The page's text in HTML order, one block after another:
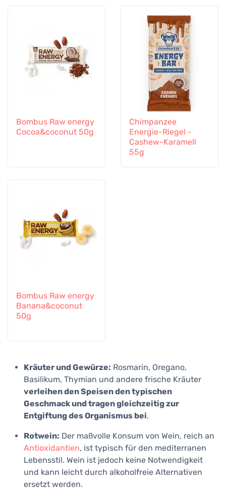
Bombus Raw energy
Cocoa&coconut 50g
Chimpanzee
Energie-Riegel -
Cashew-Karamell
55g
Bombus Raw energy
Banana&coconut
50g
Kräuter und Gewürze: Rosmarin, Oregano,
Basilikum, Thymian und andere frische Kräuter
verleihen den Speisen den typischen
Geschmack und tragen gleichzeitig zur
Entgiftung des Organismus bei.
Rotwein: Der maßvolle Konsum von Wein, reich an
Antioxidantien, ist typisch für den mediterranen
Lebensstil. Wein ist jedoch keine Notwendigkeit
und kann leicht durch alkoholfreie Alternativen
ersetzt werden.